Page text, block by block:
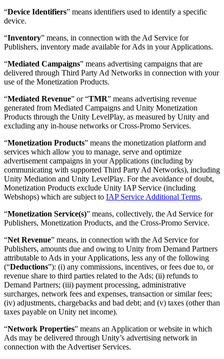
“Device Identifiers” means identifiers used to identify a specific
device.
“Inventory” means, in connection with the Ad Service for
Publishers, inventory made available for Ads in your Applications.
“Mediated Campaigns” means advertising campaigns that are
delivered through Third Party Ad Networks in connection with your
use of the Monetization Products.
“Mediated Revenue” or “TMR” means advertising revenue
generated from Mediated Campaigns and Unity Monetization
Products through the Unity LevelPlay, as measured by Unity and
excluding any in-house networks or Cross-Promo Services.
“Monetization Products” means the monetization platform and
services which allow you to manage, serve and optimize
advertisement campaigns in your Applications (including by
communicating with supported Third Party Ad Networks), including
Unity Mediation and Unity LevelPlay. For the avoidance of doubt,
Monetization Products exclude Unity IAP Service (including
Webshops) which are subject to IAP Service Additional Terms.
“Monetization Service(s)” means, collectively, the Ad Service for
Publishers, Monetization Products, and the Cross-Promo Service.
“Net Revenue” means, in connection with the Ad Service for
Publishers, amounts due and owing to Unity from Demand Partners
attributable to Ads in your Applications, less any of the following
(“Deductions”): (i) any commissions, incentives, or fees due to, or
revenue share to third parties related to the Ads; (ii) refunds to
Demand Partners; (iii) payment processing, administrative
surcharges, network fees and expenses, transaction or similar fees;
(iv) adjustments, chargebacks and bad debt; and (v) taxes (other than
taxes payable on Unity net income).
“Network Properties” means an Application or website in which
Ads may be delivered through Unity’s advertising network in
connection with the Advertiser Services.